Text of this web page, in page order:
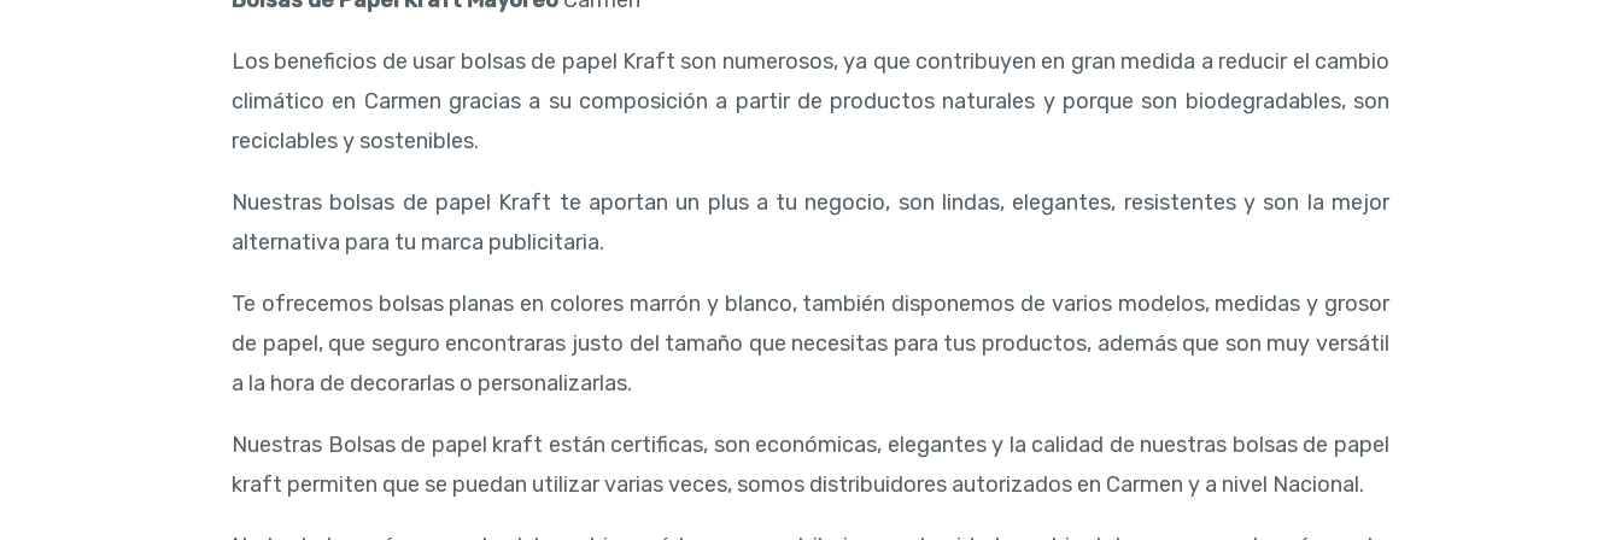
Los beneficios de usar bolsas de papel Kraft son numerosos, ya que contribuyen en gran medida a reducir el cambio
climático en Carmen gracias a su composición a partir de productos naturales y porque son biodegradables, son
reciclables y sostenibles.
Nuestras bolsas de papel Kraft te aportan un plus a tu negocio, son lindas, elegantes, resistentes y son la mejor
alternativa para tu marca publicitaria.
Te ofrecemos bolsas planas en colores marrón y blanco, también disponemos de varios modelos, medidas y grosor
de papel, que seguro encontraras justo del tamaño que necesitas para tus productos, además que son muy versátil
a la hora de decorarlas o personalizarlas.
Nuestras Bolsas de papel kraft están certificas, son económicas, elegantes y la calidad de nuestras bolsas de papel
kraft permiten que se puedan utilizar varias veces, somos distribuidores autorizados en Carmen y a nivel Nacional.